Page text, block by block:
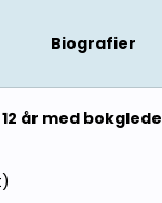
Biografier
år med bokglede